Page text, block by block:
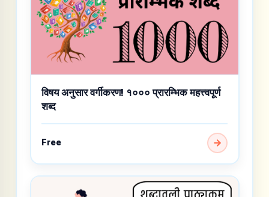
विषय अनुसार वर्गीकरण! १००० प्रारम्भिक महत्त्वपूर्ण
शब्द
Free